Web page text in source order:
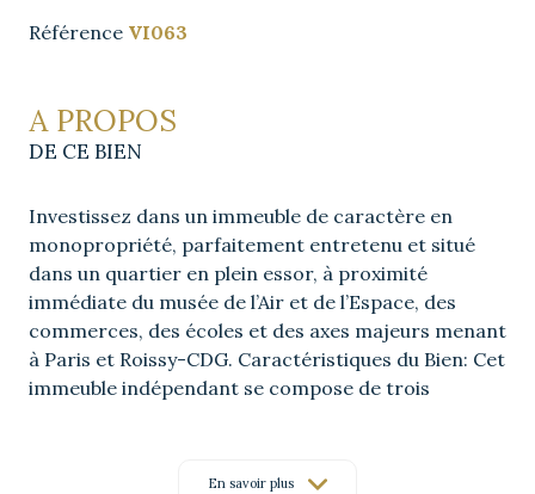
Référence VI063
A PROPOS
DE CE BIEN
Investissez dans un immeuble de caractère en
monopropriété, parfaitement entretenu et situé
dans un quartier en plein essor, à proximité
immédiate du musée de l’Air et de l’Espace, des
commerces, des écoles et des axes majeurs menant
à Paris et Roissy-CDG. Caractéristiques du Bien: Cet
immeuble indépendant se compose de trois
Appartement de 33,68m² loi Boutin avec balcon –
En savoir plus